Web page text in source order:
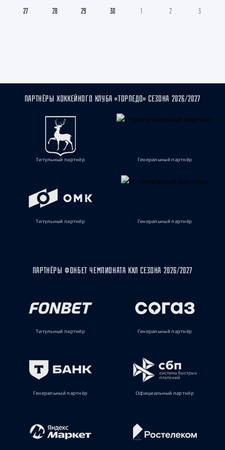
27 28 29 30 1 2 3
ПАРТНЁРЫ ХОККЕЙНОГО КЛУБА «ТОРПЕДО» СЕЗОНА 2026/2027
Титульный партнёр Генеральный партнёр
Титульный партнёр Генеральный партнёр
ПАРТНЁРЫ ФОНБЕТ ЧЕМПИОНАТА КХЛ СЕЗОНА 2026/2027
Титульный партнёр Генеральный партнёр
Генеральный партнёр Официальный партнёр